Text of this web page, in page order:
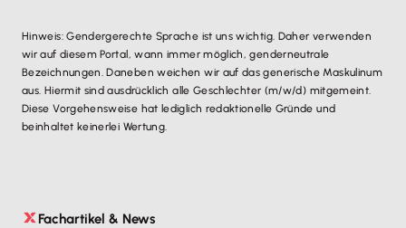
Hinweis: Gendergerechte Sprache ist uns wichtig. Daher verwenden
wir auf diesem Portal, wann immer möglich, genderneutrale
Bezeichnungen. Daneben weichen wir auf das generische Maskulinum
aus. Hiermit sind ausdrücklich alle Geschlechter (m/w/d) mitgemeint.
Diese Vorgehensweise hat lediglich redaktionelle Gründe und
beinhaltet keinerlei Wertung.
Fachartikel & News